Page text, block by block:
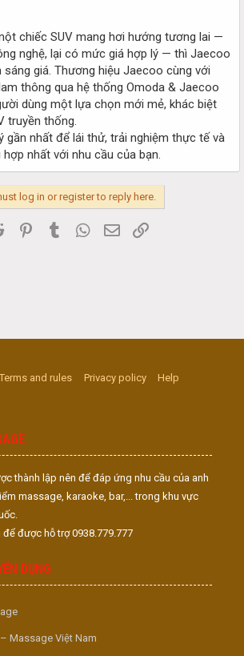
chiếc SUV mang hơi hướng tương lai —
nghệ, lại có mức giá hợp lý — thì Jaecoo
sáng giá. Thương hiệu Jaecoo cùng với
thông qua hệ thống Omoda & Jaecoo
dùng một lựa chọn mới mẻ, khác biệt
truyền thống.
gần nhất để lái thử, trải nghiệm thực tế và
nhất với nhu cầu của bạn.
log in or register to reply here.
Reddit PinterestTumblr WhatsApp
Email
Terms and rules Privacy policy
Help
thành lập nên để đáp ứng nhu cầu của anh
massage, karaoke, bar,... trong khu vực
được hỗ trợ 0938.779.777
DỤNG
Massage Việt Nam